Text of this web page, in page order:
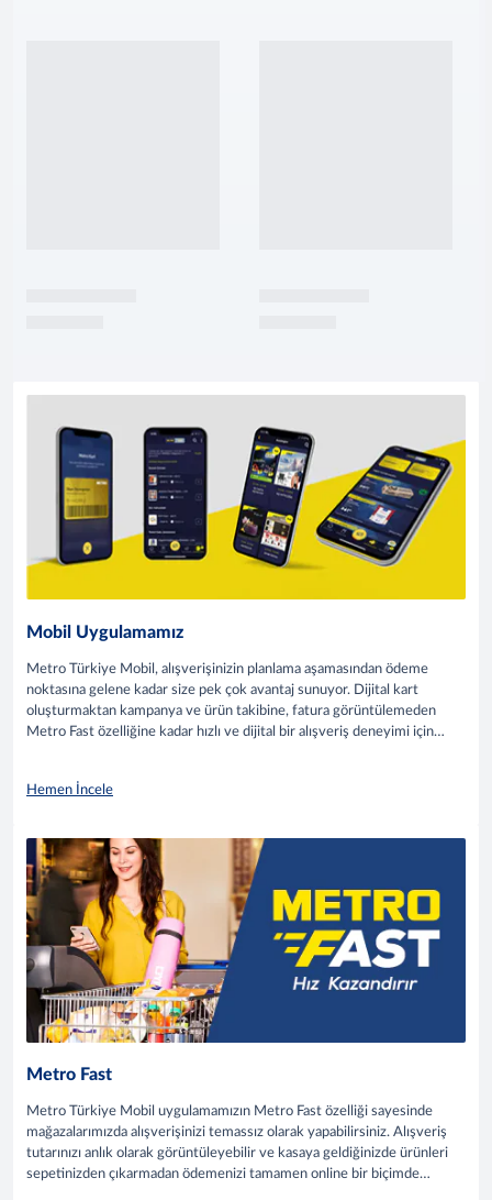
Mobil Uygulamamız
Metro Türkiye Mobil, alışverişinizin planlama aşamasından ödeme
noktasına gelene kadar size pek çok avantaj sunuyor. Dijital kart
oluşturmaktan kampanya ve ürün takibine, fatura görüntülemeden
Metro Fast özelliğine kadar hızlı ve dijital bir alışveriş deneyimi için
Hemen İncele
Metro Fast
Metro Türkiye Mobil uygulamamızın Metro Fast özelliği sayesinde
mağazalarımızda alışverişinizi temassız olarak yapabilirsiniz. Alışveriş
tutarınızı anlık olarak görüntüleyebilir ve kasaya geldiğinizde ürünleri
sepetinizden çıkarmadan ödemenizi tamamen online bir biçimde